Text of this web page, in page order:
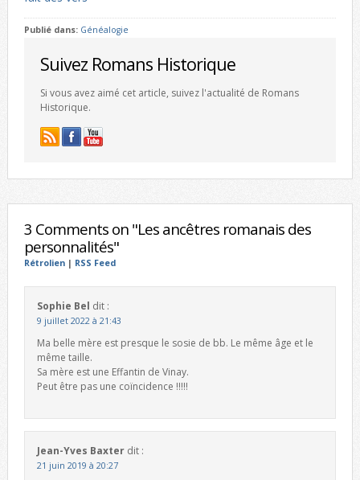
Publié dans: Généalogie
Suivez Romans Historique
Si vous avez aimé cet article, suivez l'actualité de Romans
Historique.
3 Comments on "Les ancêtres romanais des
personnalités"
Rétrolien| RSS Feed
Sophie Bel dit :
9 juillet 2022 à 21:43
Ma belle mère est presque le sosie de bb. Le même âge et le
même taille.
Sa mère est une Effantin de Vinay.
Peut être pas une coïncidence !!!!!
Jean-Yves Baxter dit :
21 juin 2019 à 20:27